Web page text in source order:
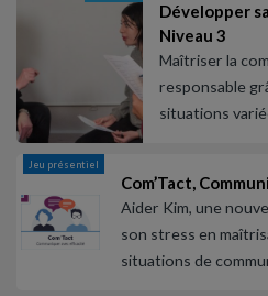
Développer
Niveau 3
Maîtriser la
responsable
situations
Jeu présentiel
Com’Tact,
Aider Kim, une
son stress en
situations de